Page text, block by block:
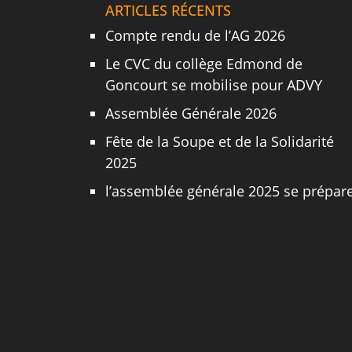
ARTICLES RÉCENTS
Compte rendu de l’AG 2026
Le CVC du collège Edmond de
Goncourt se mobilise pour ADVY
Assemblée Générale 2026
Fête de la Soupe et de la Solidarité
2025
l’assemblée générale 2025 se